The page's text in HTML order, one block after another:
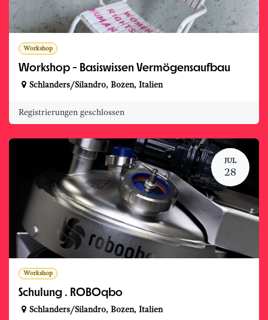
Workshop
Workshop - Basiswissen Vermögensaufbau
Schlanders/Silandro, Bozen, Italien
Registrierungen geschlossen
JUL
28
Workshop
Schulung . ROBOqbo
Schlanders/Silandro, Bozen, Italien